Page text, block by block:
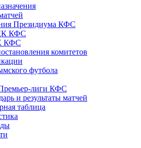
Президиума КФС
КФС
КФС
комитетов
футбола
лиги КФС
и результаты матчей
таблица